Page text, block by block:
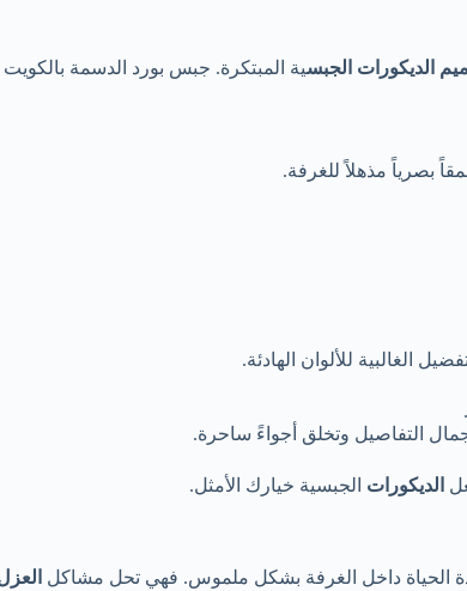
الديكورات الجبسية المبتكرة. جبس بورد الدسمة بالكويت
بصرياً مذهلاً للغرفة.
الغالبية للألوان الهادئة.
التفاصيل وتخلق أجواءً ساحرة.
الديكورات الجبسية خيارك الأمثل.
الحياة داخل الغرفة بشكل ملموس. فهي تحل مشاكل